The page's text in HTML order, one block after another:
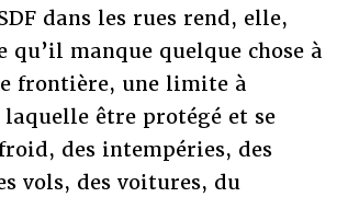
dans les rues rend, elle,
qu’il manque quelque chose à
frontière, une limite à
être protégé et se
des intempéries, des
vols, des voitures, du